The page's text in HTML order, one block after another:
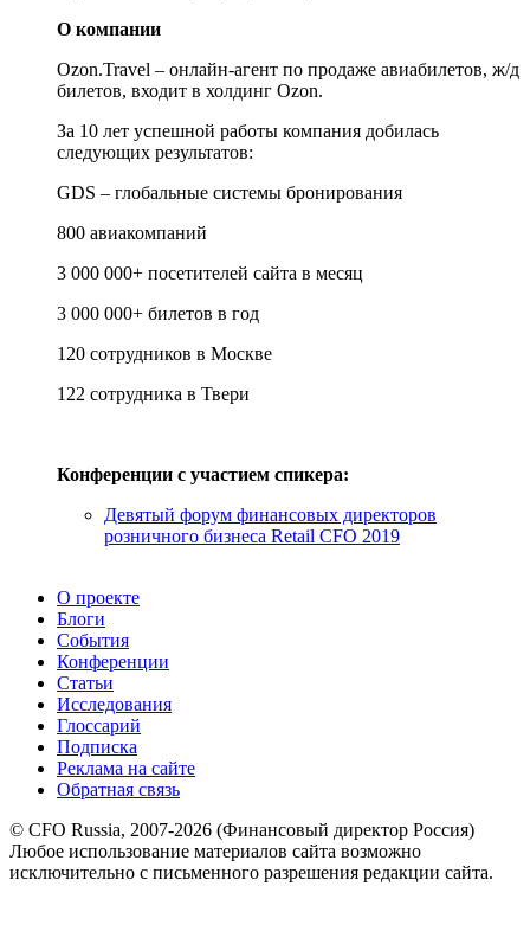
О компании
Ozon.Travel – онлайн-агент по продаже авиабилетов, ж/д
билетов, входит в холдинг Ozon.
За 10 лет успешной работы компания добилась
следующих результатов:
GDS – глобальные системы бронирования
800 авиакомпаний
3 000 000+ посетителей сайта в месяц
3 000 000+ билетов в год
120 сотрудников в Москве
122 сотрудника в Твери
Конференции с участием спикера:
Девятый форум финансовых директоров
розничного бизнеса Retail CFO 2019
О проекте
Блоги
События
Конференции
Статьи
Исследования
Глоссарий
Подписка
Реклама на сайте
Обратная связь
© CFO Russia, 2007-2026 (Финансовый директор Россия)
Любое использование материалов сайта возможно
исключительно с письменного разрешения редакции сайта.